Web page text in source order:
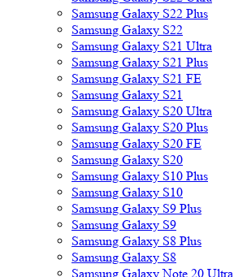
Samsung Galaxy S22 Plus
Samsung Galaxy S22
Samsung Galaxy S21 Ultra
Samsung Galaxy S21 Plus
Samsung Galaxy S21 FE
Samsung Galaxy S21
Samsung Galaxy S20 Ultra
Samsung Galaxy S20 Plus
Samsung Galaxy S20 FE
Samsung Galaxy S20
Samsung Galaxy S10 Plus
Samsung Galaxy S10
Samsung Galaxy S9 Plus
Samsung Galaxy S9
Samsung Galaxy S8 Plus
Samsung Galaxy S8
Samsung Galaxy Note 20 Ultra